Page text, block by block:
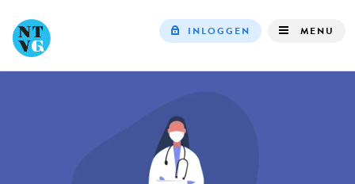
INLOGGEN MENU